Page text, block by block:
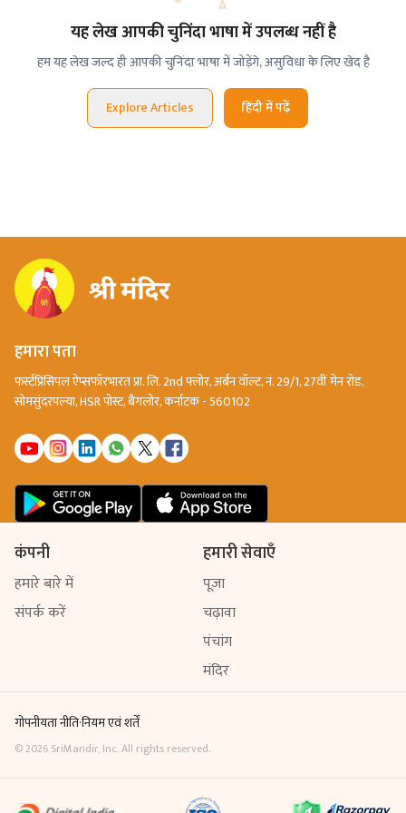
यह लेख आपकी चुनिंदा भाषा में उपलब्ध नहीं है
हम यह लेख जल्द ही आपकी चुनिंदा भाषा में जोड़ेंगे, असुविधा के लिए खेद है
Explore Articles हिंदी में पढ़ें
हमारा पता
फर्स्टप्रिंसिपल ऐप्सफॉरभारत प्रा. लि. 2nd फ्लोर, अर्बन वॉल्ट, नं. 29/1, 27वीं मेन रोड,
सोमसुंदरपल्या, HSR पोस्ट, बैंगलोर, कर्नाटक - 560102
कंपनी
हमारे बारे में
संपर्क करें
हमारी सेवाएँ
पूजा
चढ़ावा
पंचांग
मंदिर
गोपनीयता नीति·नियम एवं शर्तें
©2026 SriMandir, Inc. All rights reserved.